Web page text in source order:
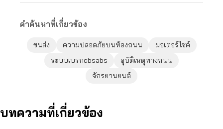
คำค้นหาที่เกี่ยวข้อง
ขนส่ง ความปลอดภัยบนท้องถนน
มอเตอร์ไซค์
ระบบเบรกcbsabs
อุบัติเหตุทางถนน
จักรยานยนต์
บทความที่เกี่ยวข้อง